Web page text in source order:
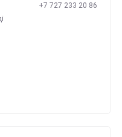
+7 727 233 20 86